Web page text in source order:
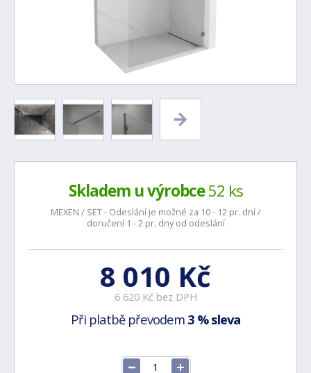
Skladem u výrobce52 ks
MEXEN / SET - Odeslání je možné za 10 - 12 pr. dní /
doručení 1 - 2 pr. dny od odeslání
8 010 Kč
6 620 Kč bez DPH
Při platbě převodem 3 % sleva